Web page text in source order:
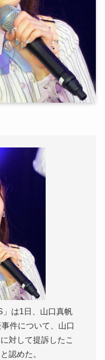
」は1日、山口真帆
件について、山口
対して提訴したこ
認めた。